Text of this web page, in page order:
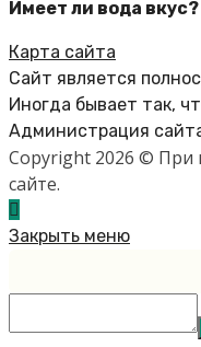
Имеет ли вода вкус?
Карта сайта
Сайт является
Иногда бывает так,
Администрация
Copyright 2026 © При
сайте.
Закрыть меню